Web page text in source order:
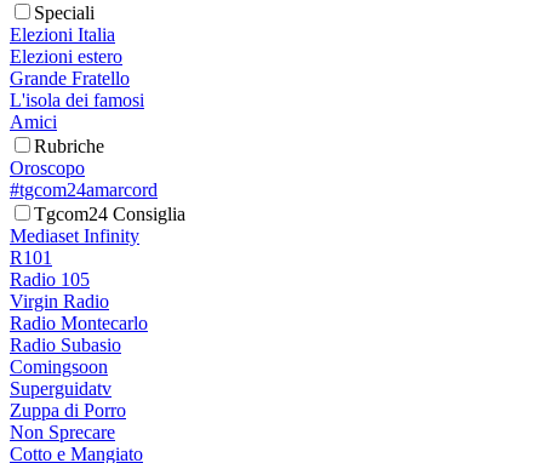
Speciali
Elezioni Italia
Elezioni estero
Grande Fratello
L'isola dei famosi
Amici
Rubriche
Oroscopo
#tgcom24amarcord
Tgcom24 Consiglia
Mediaset Infinity
R101
Radio 105
Virgin Radio
Radio Montecarlo
Radio Subasio
Comingsoon
Superguidatv
Zuppa di Porro
Non Sprecare
Cotto e Mangiato